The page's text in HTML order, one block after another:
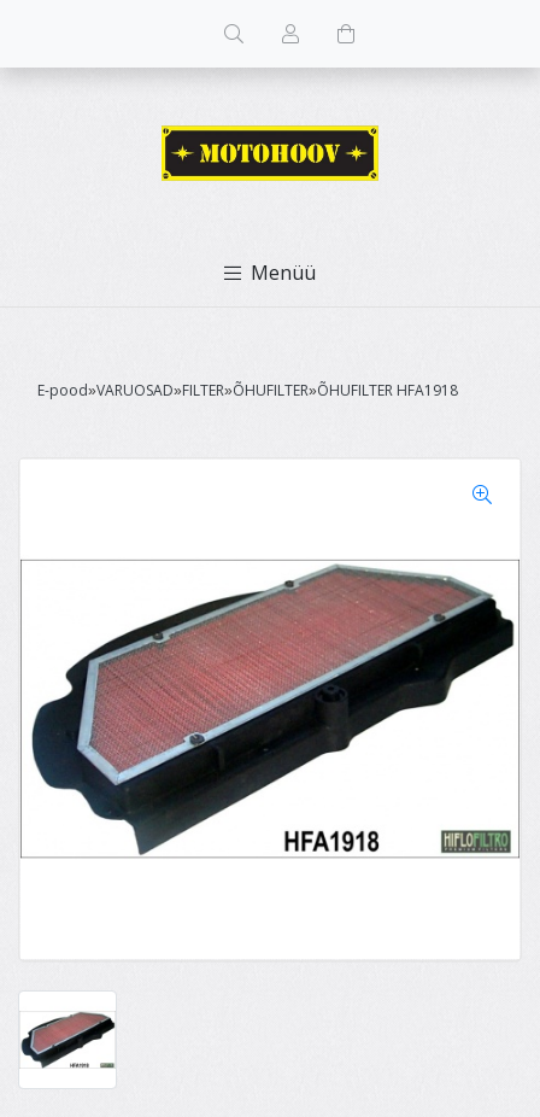
Menüü
E-pood»VARUOSAD»FILTER»ÕHUFILTER»ÕHUFILTER HFA1918